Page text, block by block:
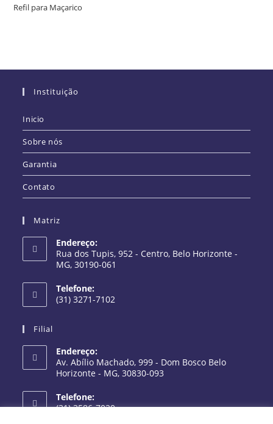
Refil para Maçarico
Instituição
Inicio
Sobre nós
Garantia
Contato
Matriz
Endereço:
Rua dos Tupis, 952 - Centro, Belo Horizonte -
MG, 30190-061
Telefone:
(31) 3271-7102
Filial
Endereço:
Av. Abílio Machado, 999 - Dom Bosco Belo
Horizonte - MG, 30830-093
Telefone:
(31) 3586-7020